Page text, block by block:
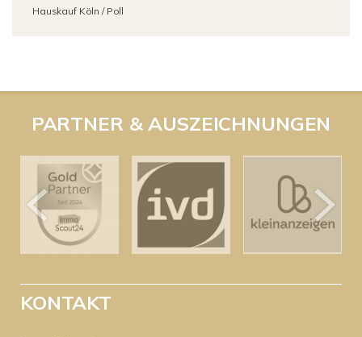
Hauskauf Köln / Poll
PARTNER & AUSZEICHNUNGEN
KONTAKT